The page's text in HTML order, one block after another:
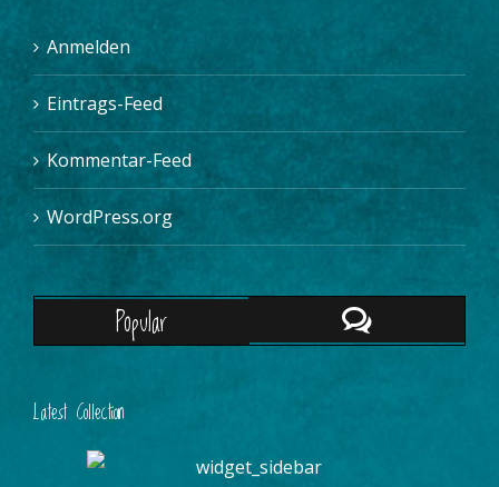
Anmelden
Eintrags-Feed
Kommentar-Feed
WordPress.org
Popular
Latest Collection